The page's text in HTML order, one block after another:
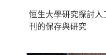
恒生大學研究探討
刊的保存與研究